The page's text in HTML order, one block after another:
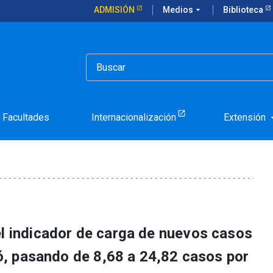
ADMISIÓN Medios arrow_drop_down Biblioteca
Facultades Internacionalización Extensión
que Chile enfrenta el
en toda la pandemia
indicador de carga de nuevos casos
pasando de 8,68 a 24,82 casos por